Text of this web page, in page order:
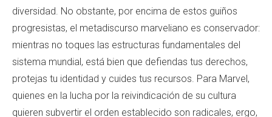
diversidad. No obstante, por encima de estos guiños
progresistas, el metadiscurso marveliano es conservador:
mientras no toques las estructuras fundamentales del
sistema mundial, está bien que defiendas tus derechos,
protejas tu identidad y cuides tus recursos. Para Marvel,
quienes en la lucha por la reivindicación de su cultura
quieren subvertir el orden establecido son radicales, ergo,